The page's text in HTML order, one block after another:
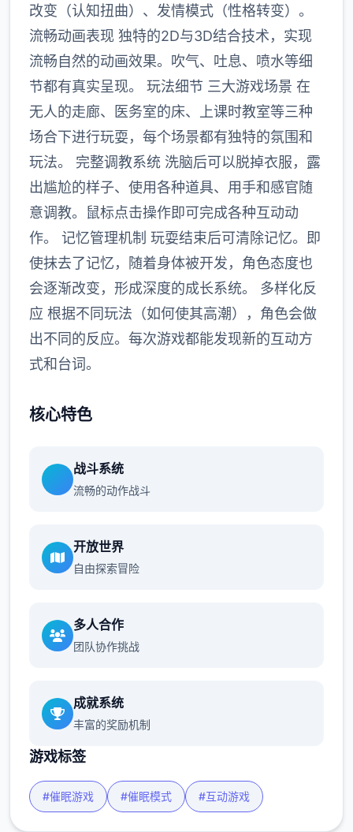
改变（认知扭曲）、发情模式（性格转变）。
流畅动画表现 独特的2D与3D结合技术，实现
流畅自然的动画效果。吹气、吐息、喷水等细
节都有真实呈现。 玩法细节 三大游戏场景 在
无人的走廊、医务室的床、上课时教室等三种
场合下进行玩耍，每个场景都有独特的氛围和
玩法。 完整调教系统 洗脑后可以脱掉衣服，露
出尴尬的样子、使用各种道具、用手和感官随
意调教。鼠标点击操作即可完成各种互动动
作。 记忆管理机制 玩耍结束后可清除记忆。即
使抹去了记忆，随着身体被开发，角色态度也
会逐渐改变，形成深度的成长系统。 多样化反
应 根据不同玩法（如何使其高潮），角色会做
出不同的反应。每次游戏都能发现新的互动方
式和台词。
核心特色
战斗系统
流畅的动作战斗
开放世界
自由探索冒险
多人合作
团队协作挑战
成就系统
丰富的奖励机制
游戏标签
#催眠游戏 #催眠模式 #互动游戏